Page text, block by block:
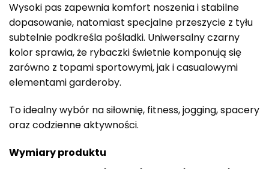
Wysoki pas zapewnia komfort noszenia i stabilne
dopasowanie, natomiast specjalne przeszycie z tyłu
subtelnie podkreśla pośladki. Uniwersalny czarny
kolor sprawia, że rybaczki świetnie komponują się
zarówno z topami sportowymi, jak i casualowymi
elementami garderoby.
To idealny wybór na siłownię, fitness, jogging, spacery
oraz codzienne aktywności.
Wymiary produktu